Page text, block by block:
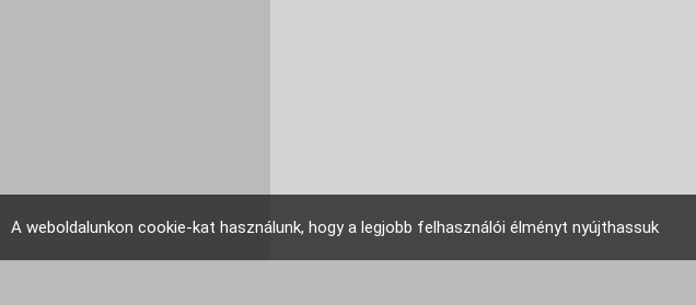
A weboldalunkon cookie-kat használunk, hogy a legjobb felhasználói élményt nyújthassuk